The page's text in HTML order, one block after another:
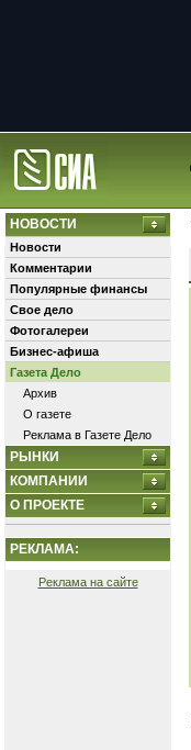
НОВОСТИ
Новости
Комментарии
Популярные финансы
Свое дело
Фотогалереи
Бизнес-афиша
Газета Дело
Архив
О газете
Реклама в Газете Дело
РЫНКИ
КОМПАНИИ
О ПРОЕКТЕ
РЕКЛАМА:
Реклама на сайте